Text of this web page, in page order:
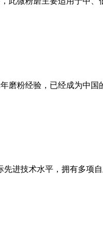
磨粉经验，已经成为中
进技术水平，拥有多项